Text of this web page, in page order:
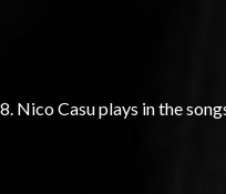
Nico Casu plays in the